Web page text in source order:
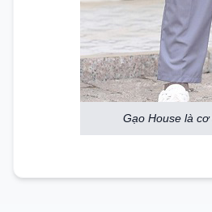
Gạo House là